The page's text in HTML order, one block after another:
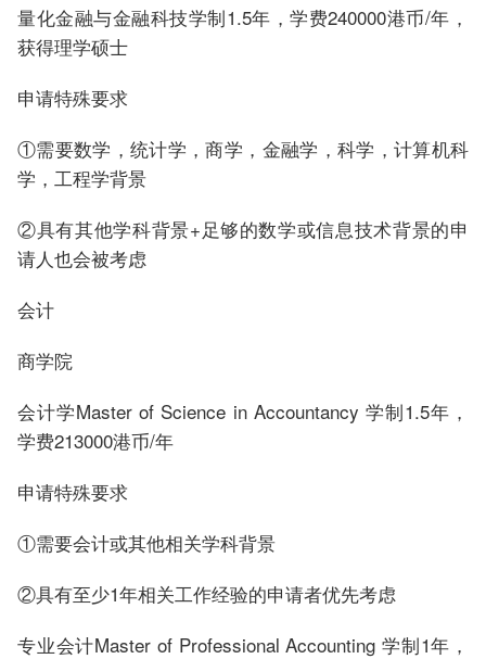
量化金融与金融科技学制1.5年，学费240000港币/年，
获得理学硕士
申请特殊要求
①需要数学，统计学，商学，金融学，科学，计算机科
学，工程学背景
②具有其他学科背景+足够的数学或信息技术背景的申
请人也会被考虑
会计
商学院
会计学Master of Science in Accountancy 学制1.5年，
学费213000港币/年
申请特殊要求
①需要会计或其他相关学科背景
②具有至少1年相关工作经验的申请者优先考虑
专业会计Master of Professional Accounting 学制1年，